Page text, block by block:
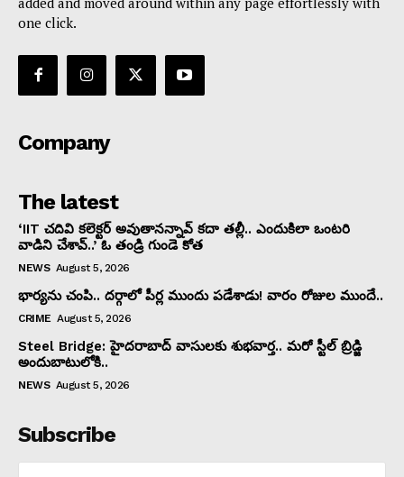
one click.
Company
The latest
‘IIT చదివి కలెక్టర్‌ అవుతానన్నావ్‌ కదా తల్లీ.. ఎందుకిలా ఒంటరి
వాడిని చేశావ్‌..’ ఓ తండ్రి గుండె కోత
NEWS August 5, 2026
భార్యను చంపి.. దర్గాలో పీర్ల ముందు పడేశాడు! వారం రోజుల ముందే..
CRIME August 5, 2026
Steel Bridge: హైదరాబాద్ వాసులకు శుభవార్త.. మరో స్టీల్ బ్రిడ్జి
అందుబాటులోకి..
NEWS August 5, 2026
Subscribe